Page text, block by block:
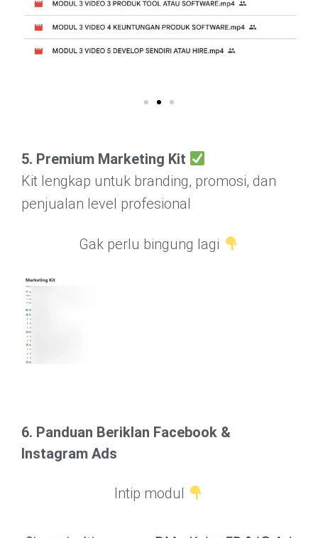
5. Premium Marketing Kit
Kit lengkap untuk branding, promosi, dan
penjualan level profesional
Gak perlu bingung lagi
6. Panduan Beriklan Facebook &
Instagram Ads
Intip modul